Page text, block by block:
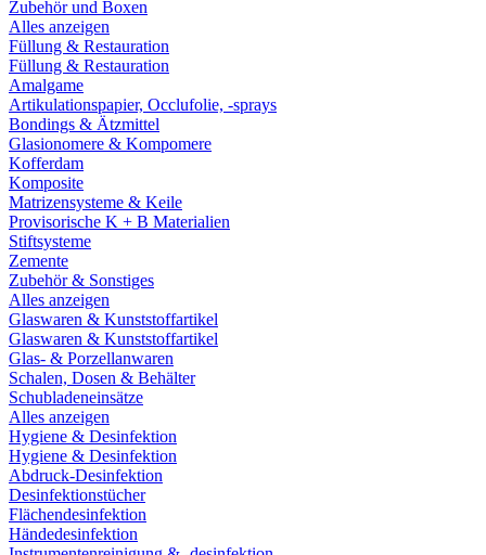
Zubehör und Boxen
Alles anzeigen
Füllung & Restauration
Füllung & Restauration
Amalgame
Artikulationspapier, Occlufolie, -sprays
Bondings & Ätzmittel
Glasionomere & Kompomere
Kofferdam
Komposite
Matrizensysteme & Keile
Provisorische K + B Materialien
Stiftsysteme
Zemente
Zubehör & Sonstiges
Alles anzeigen
Glaswaren & Kunststoffartikel
Glaswaren & Kunststoffartikel
Glas- & Porzellanwaren
Schalen, Dosen & Behälter
Schubladeneinsätze
Alles anzeigen
Hygiene & Desinfektion
Hygiene & Desinfektion
Abdruck-Desinfektion
Desinfektionstücher
Flächendesinfektion
Händedesinfektion